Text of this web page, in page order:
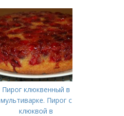
Пирог клюквенный в
мультиварке. Пирог с
клюквой в